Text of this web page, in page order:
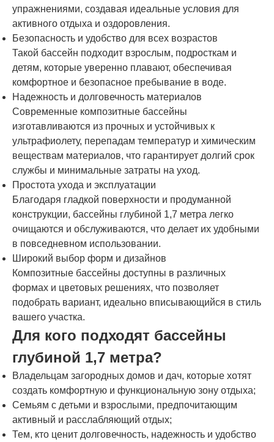
упражнениями, создавая идеальные условия для
активного отдыха и оздоровления.
Безопасность и удобство для всех возрастов
Такой бассейн подходит взрослым, подросткам и
детям, которые уверенно плавают, обеспечивая
комфортное и безопасное пребывание в воде.
Надежность и долговечность материалов
Современные композитные бассейны
изготавливаются из прочных и устойчивых к
ультрафиолету, перепадам температур и химическим
веществам материалов, что гарантирует долгий срок
службы и минимальные затраты на уход.
Простота ухода и эксплуатации
Благодаря гладкой поверхности и продуманной
конструкции, бассейны глубиной 1,7 метра легко
очищаются и обслуживаются, что делает их удобными
в повседневном использовании.
Широкий выбор форм и дизайнов
Композитные бассейны доступны в различных
формах и цветовых решениях, что позволяет
подобрать вариант, идеально вписывающийся в стиль
вашего участка.
Для кого подходят бассейны
глубиной 1,7 метра?
Владельцам загородных домов и дач, которые хотят
создать комфортную и функциональную зону отдыха;
Семьям с детьми и взрослыми, предпочитающим
активный и расслабляющий отдых;
Тем, кто ценит долговечность, надежность и удобство